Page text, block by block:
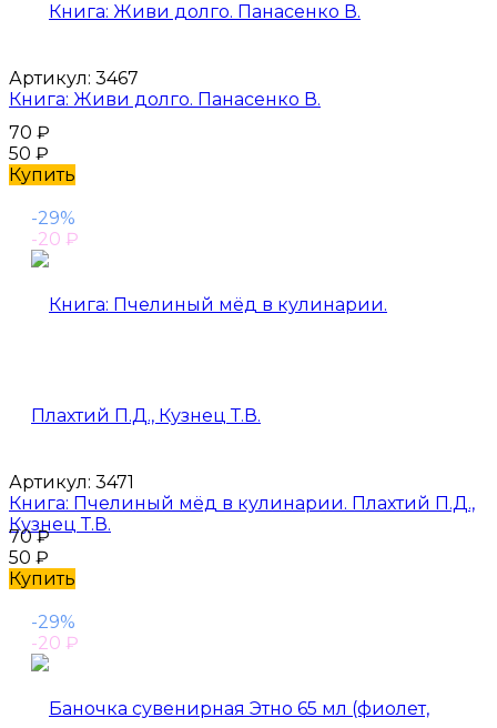
Артикул: 3467
Книга: Живи долго. Панасенко В.
70 ₽
50 ₽
Купить
-29%
-20 ₽
Артикул: 3471
Книга: Пчелиный мёд в кулинарии. Плахтий П.Д.,
Кузнец Т.В.
70₽
50 ₽
Купить
-29%
-20 ₽